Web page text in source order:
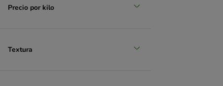
Precio por kilo
Textura